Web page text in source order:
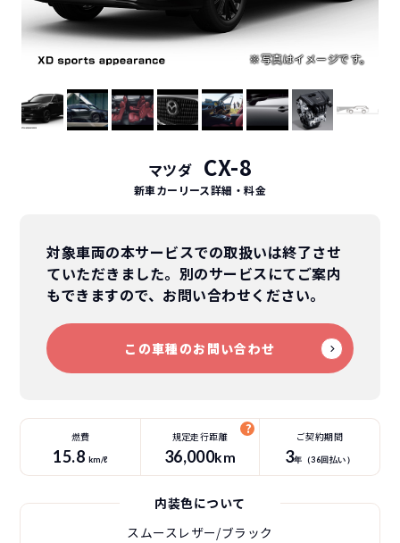
マツダ CX-8
新車カーリース詳細 ・料金
対象車両の本サービスでの取扱いは終了させ
ていただきました。別のサービスにてご案内
もできますので、お問い合わせください。
この車種のお問い合わせ
燃費
15.8 km/ℓ
規定走行距離
36,000km
ご契約期間
3年（36回払い）
内装色について
スムースレザー/ブラック